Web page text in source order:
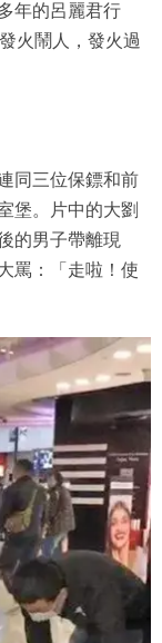
年的呂麗君行
火鬧人，發火過
同三位保鏢和前
堡。片中的大劉
的男子帶離現
罵：「走啦！使